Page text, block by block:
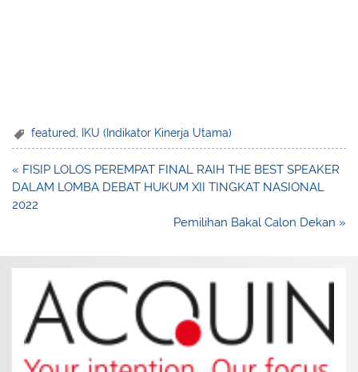
featured IKU (Indikator Kinerja Utama)
Post
navigation
« FISIP LOLOS PEREMPAT FINAL RAIH THE BEST SPEAKER
DALAM LOMBA DEBAT HUKUM XII TINGKAT NASIONAL
2022
Pemilihan Bakal Calon Dekan »